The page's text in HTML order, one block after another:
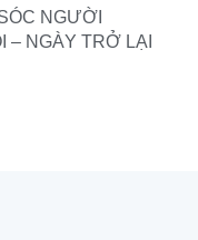
NGƯỜI
– NGÀY TRỞ LẠI